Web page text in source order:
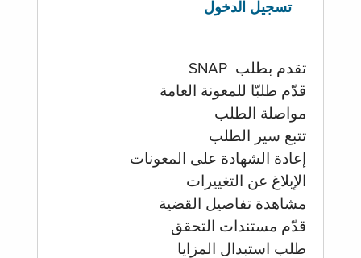
تسجيل الدخول
تقدم بطلب SNAP
قدّم طلبّا للمعونة العامة
مواصلة الطلب
تتبع سير الطلب
إعادة الشهادة على المعونات
الإبلاغ عن التغييرات
مشاهدة تفاصيل القضية
قدّم مستندات التحقق
طلب استبدال المزايا